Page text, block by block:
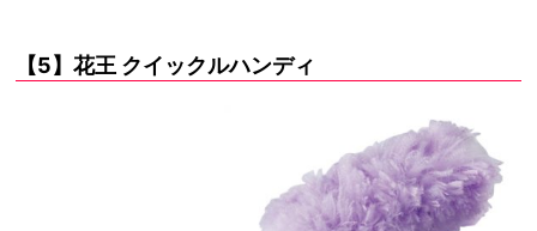
【5】花王 クイックルハンディ